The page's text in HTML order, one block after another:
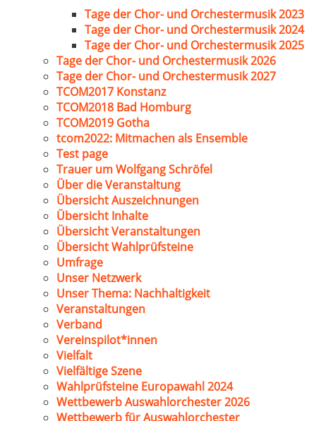
Tage der Chor- und Orchestermusik 2023
Tage der Chor- und Orchestermusik 2024
Tage der Chor- und Orchestermusik 2025
Tage der Chor- und Orchestermusik 2026
Tage der Chor- und Orchestermusik 2027
TCOM2017 Konstanz
TCOM2018 Bad Homburg
TCOM2019 Gotha
tcom2022: Mitmachen als Ensemble
Test page
Trauer um Wolfgang Schröfel
Über die Veranstaltung
Übersicht Auszeichnungen
Übersicht Inhalte
Übersicht Veranstaltungen
Übersicht Wahlprüfsteine
Umfrage
Unser Netzwerk
Unser Thema: Nachhaltigkeit
Veranstaltungen
Verband
Vereinspilot*innen
Vielfalt
Vielfältige Szene
Wahlprüfsteine Europawahl 2024
Wettbewerb Auswahlorchester 2026
Wettbewerb für Auswahlorchester